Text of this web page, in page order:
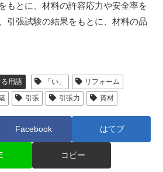
もとに、材料の許容応力や安全率を
引張試験の結果をもとに、材料の品
用語 「い」
リフォーム
引張 引張力 資材
Facebook はてブ
コピー